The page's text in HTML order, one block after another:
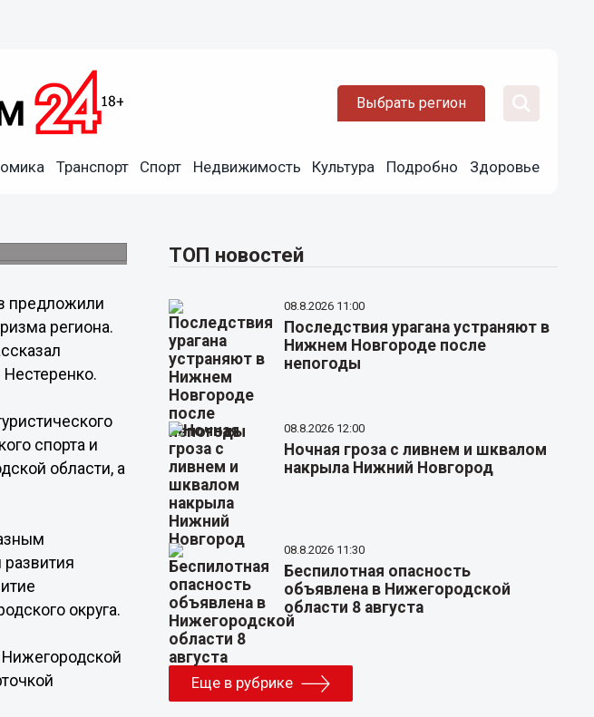
Выбрать регион
Транспорт Спорт Недвижимость Культура Подробно Здоровье
предложили
региона.
спорта и
области, а
округа.
Нижегородской
ТОП новостей
08.8.2026 11:00
Последствия урагана устраняют в
Нижнем Новгороде после
непогоды
08.8.2026 12:00
Ночная гроза с ливнем и шквалом
накрыла Нижний Новгород
08.8.2026 11:30
Беспилотная опасность
объявлена в Нижегородской
области 8 августа
Еще в рубрике